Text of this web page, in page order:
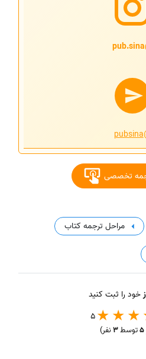
تخصصی
مراحل ترجمه کتاب
خود را ثبت کنید
5
5توسط3نفر)